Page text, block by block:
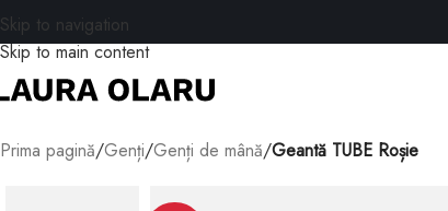
Skip to navigation
Skip to main content
Prima pagină/Genți/Genți de mână/Geantă TUBE Roșie